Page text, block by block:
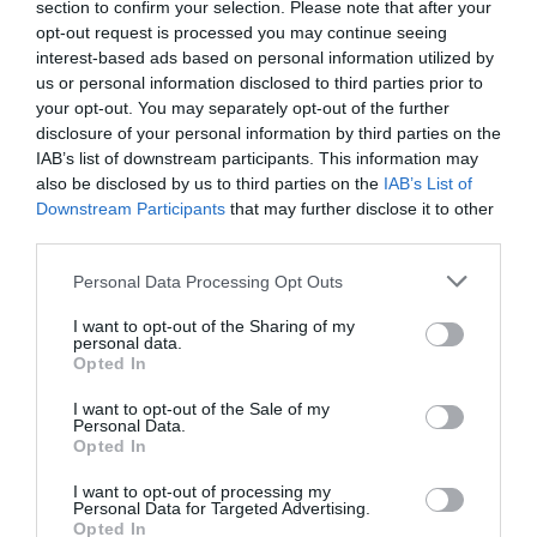
section to confirm your selection. Please note that after your
opt-out request is processed you may continue seeing
interest-based ads based on personal information utilized by
us or personal information disclosed to third parties prior to
your opt-out. You may separately opt-out of the further
disclosure of your personal information by third parties on the
IAB’s list of downstream participants. This information may
also be disclosed by us to third parties on the IAB’s List of
Downstream Participants that may further disclose it to other
Personal Data Processing Opt Outs
I want to opt-out of the Sharing of my
personal data.
Opted In
I want to opt-out of the Sale of my
Personal Data.
Opted In
I want to opt-out of processing my
Personal Data for Targeted Advertising.
Opted In
Los participantes destacaron la necesidad de liderazgos
capaces de gestionar la transformación y adaptarse a
los cambios que está experimentando la industria. En
este sentido, Lara Gris, de Bayer, señaló que “en un
entorno cada vez más automatizado, el factor humano
seguirá marcando la diferencia. La tecnología hará más
eficientes a los profesionales del marketing, pero
seguirán siendo sus mayores ventajas competitivas”.
Asimismo, pusieron el foco en la importancia de atraer y
desarrollar el talento que liderará el futuro del sector.
En este sentido,Elina Crespídestacó que “en
AstraZenecaapostamos por el talento joven porque
que transformará el futuro de la salud global. Mi
consejo: formación continua, curiosidad científica y